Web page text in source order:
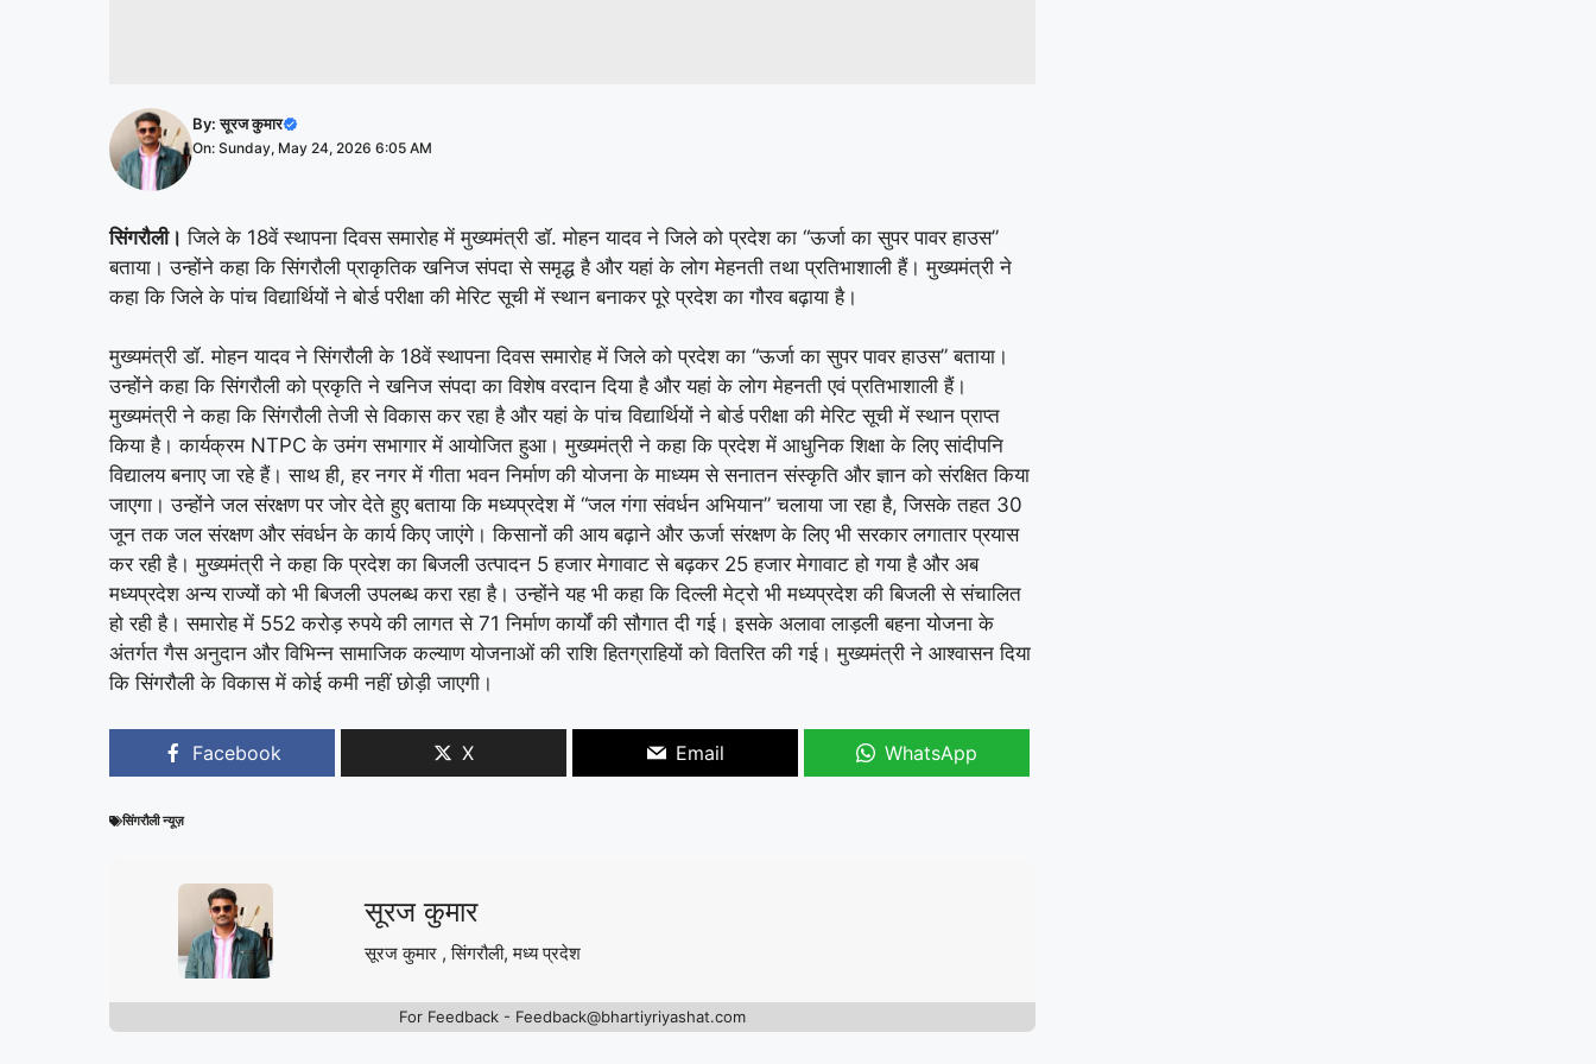
By:सूरज कुमार
On: Sunday, May 24, 2026 6:05 AM
सिंगरौली। जिलेके 18वें स्थापना दिवस समारोह में मुख्यमंत्री डॉ. मोहन यादव ने जिले को प्रदेश का “ऊर्जा का सुपर पावर हाउस”
बताया। उन्होंने कहा कि सिंगरौली प्राकृतिक खनिज संपदा से समृद्ध है और यहां के लोग मेहनती तथा प्रतिभाशाली हैं। मुख्यमंत्री ने
कहा कि जिले के पांच विद्यार्थियों ने बोर्ड परीक्षा की मेरिट सूची में स्थान बनाकर पूरे प्रदेश का गौरव बढ़ाया है।
मुख्यमंत्री डॉ. मोहन यादव ने सिंगरौली के 18वें स्थापना दिवस समारोह में जिले को प्रदेश का “ऊर्जा का सुपर पावर हाउस” बताया।
उन्होंने कहा कि सिंगरौली को प्रकृति ने खनिज संपदा का विशेष वरदान दिया है और यहां के लोग मेहनती एवं प्रतिभाशाली हैं।
मुख्यमंत्री ने कहा कि सिंगरौली तेजी से विकास कर रहा है और यहां के पांच विद्यार्थियों ने बोर्ड परीक्षा की मेरिट सूची में स्थान प्राप्त
किया है। कार्यक्रम NTPC के उमंग सभागार में आयोजित हुआ। मुख्यमंत्री ने कहा कि प्रदेश में आधुनिक शिक्षा के लिए सांदीपनि
विद्यालय बनाए जा रहे हैं। साथ ही, हर नगर में गीता भवन निर्माण की योजना के माध्यम से सनातन संस्कृति और ज्ञान को संरक्षित किया
जाएगा। उन्होंने जल संरक्षण पर जोर देते हुए बताया कि मध्यप्रदेश में “जल गंगा संवर्धन अभियान” चलाया जा रहा है, जिसके तहत 30
जून तक जल संरक्षण और संवर्धन के कार्य किए जाएंगे। किसानों की आय बढ़ाने और ऊर्जा संरक्षण के लिए भी सरकार लगातार प्रयास
कर रही है। मुख्यमंत्री ने कहा कि प्रदेश का बिजली उत्पादन 5 हजार मेगावाट से बढ़कर 25 हजार मेगावाट हो गया है और अब
मध्यप्रदेश अन्य राज्यों को भी बिजली उपलब्ध करा रहा है। उन्होंने यह भी कहा कि दिल्ली मेट्रो भी मध्यप्रदेश की बिजली से संचालित
हो रही है। समारोह में 552 करोड़ रुपये की लागत से 71 निर्माण कार्यों की सौगात दी गई। इसके अलावा लाड़ली बहना योजना के
अंतर्गत गैस अनुदान और विभिन्न सामाजिक कल्याण योजनाओं की राशि हितग्राहियों को वितरित की गई। मुख्यमंत्री ने आश्वासन दिया
कि सिंगरौली के विकास में कोई कमी नहीं छोड़ी जाएगी।
Facebook X Email WhatsApp
सिंगरौली न्यूज़
सूरज कुमार
सूरज कुमार , सिंगरौली, मध्य प्रदेश
For Feedback - Feedback@bhartiyriyashat.com